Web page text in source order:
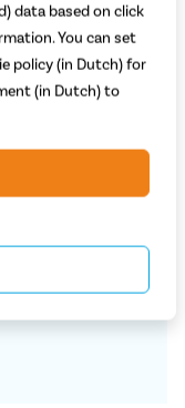
data based on click
You can set
policy (in Dutch) for
(in Dutch) to